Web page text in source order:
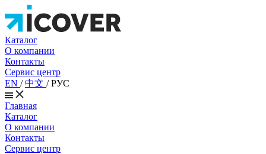
Каталог
О компании
Контакты
Сервис центр
EN /中文 /РУС
Главная
Каталог
О компании
Контакты
Сервис центр